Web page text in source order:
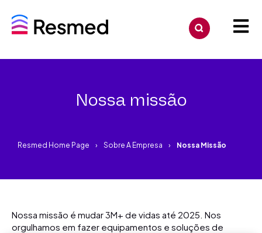
Nossa missão
Resmed Home Page Sobre A Empresa Nossa Missão
Nossa missão é mudar 3M+ de vidas até 2025. Nos
orgulhamos em fazer equipamentos e soluções de